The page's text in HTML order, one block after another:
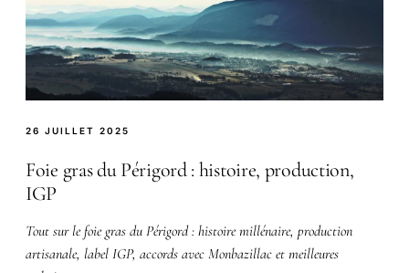
26 JUILLET 2025
Foie gras du Périgord : histoire, production,
IGP
Tout sur le foie gras du Périgord : histoire millénaire, production
artisanale, label IGP, accords avec Monbazillac et meilleures